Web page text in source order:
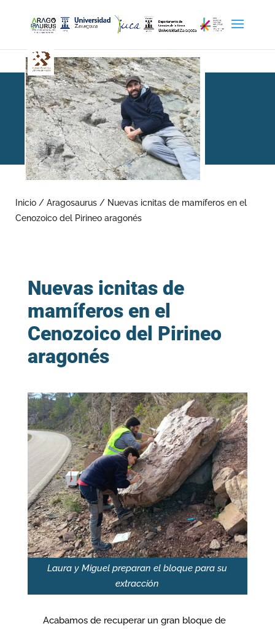
mamíferos en el Cenozoico
del Pirineo aragonés
Inicio / Aragosaurus / Nuevas icnitas de mamíferos en el
Cenozoico del Pirineo aragonés
Nuevas icnitas de
mamíferos en el
Cenozoico del Pirineo
aragonés
Laura y Miguel preparan el bloque para su
extracción
Acabamos de recuperar un gran bloque de